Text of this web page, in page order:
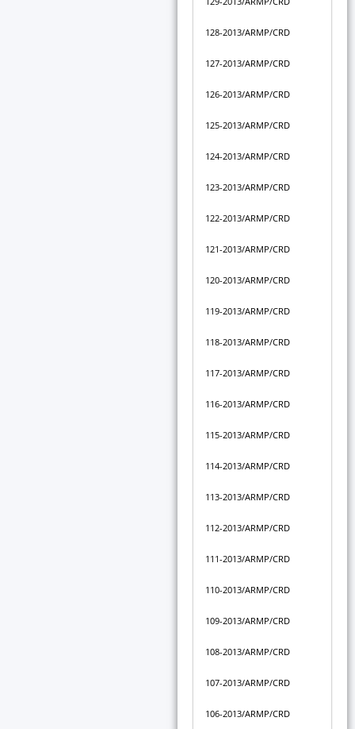
128-2013/ARMP/CRD
127-2013/ARMP/CRD
126-2013/ARMP/CRD
125-2013/ARMP/CRD
124-2013/ARMP/CRD
123-2013/ARMP/CRD
122-2013/ARMP/CRD
121-2013/ARMP/CRD
120-2013/ARMP/CRD
119-2013/ARMP/CRD
118-2013/ARMP/CRD
117-2013/ARMP/CRD
116-2013/ARMP/CRD
115-2013/ARMP/CRD
114-2013/ARMP/CRD
113-2013/ARMP/CRD
112-2013/ARMP/CRD
111-2013/ARMP/CRD
110-2013/ARMP/CRD
109-2013/ARMP/CRD
108-2013/ARMP/CRD
107-2013/ARMP/CRD
106-2013/ARMP/CRD